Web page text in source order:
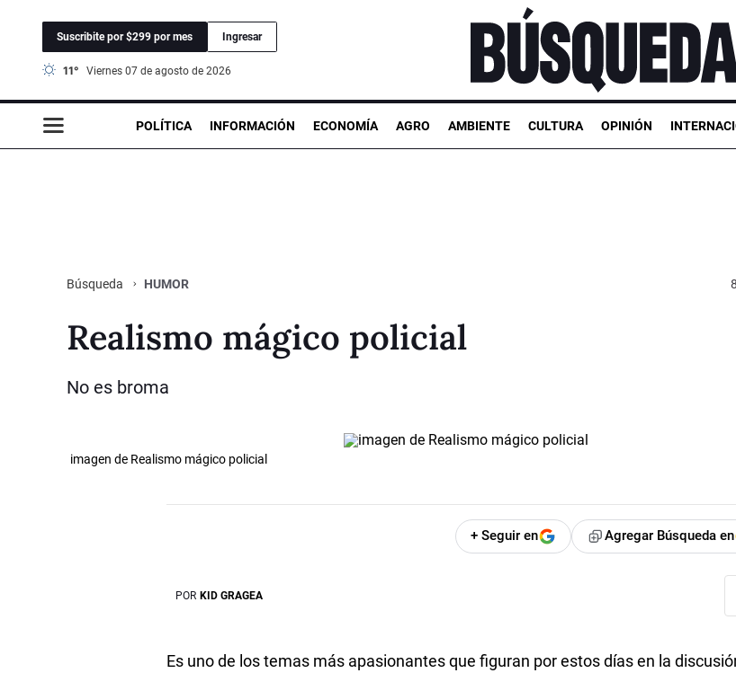
Suscribite por $299 por mes Ingresar
11° viernes 07 de agosto de 2026
POLÍTICA INFORMACIÓN ECONOMÍA AGRO AMBIENTE CULTURA OPINIÓN
Búsqueda HUMOR
Realismo mágico policial
No es broma
imagen de Realismo mágico policial
+ Seguir en Agregar Búsqueda en
POR KID GRAGEA
Es uno de los temas más apasionantes que figuran por estos días en la